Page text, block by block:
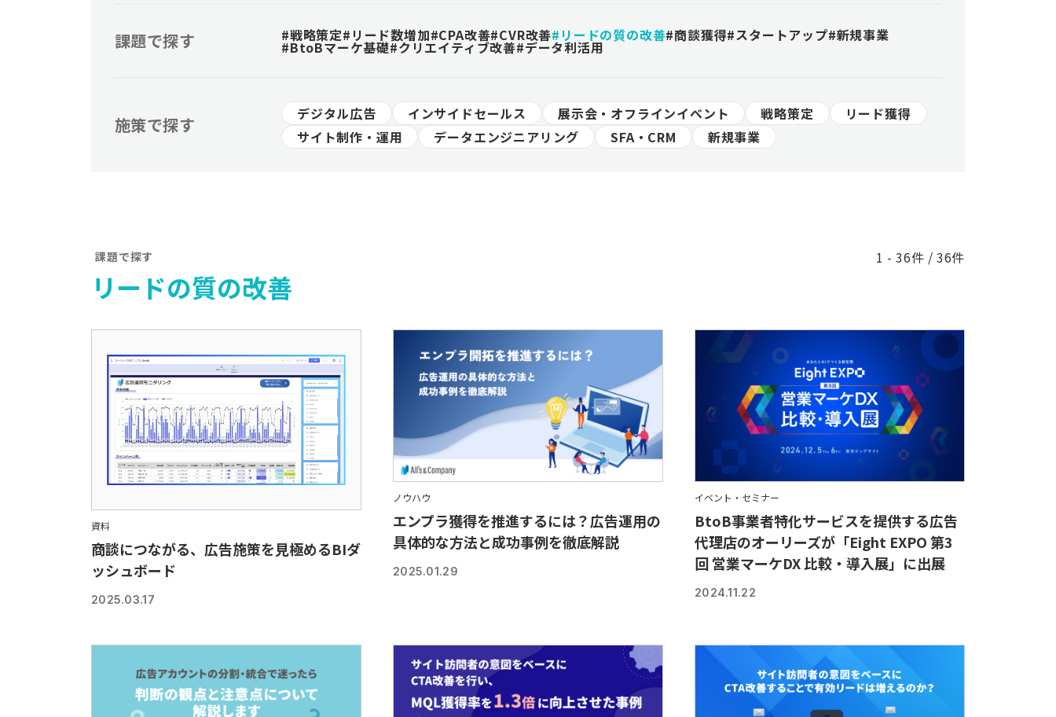
課題で探す #戦略策定#リード数増加#CPA改善#CVR改善#リードの質の改善#商談獲得#スタートアップ#新規事業
#BtoBマーケ基礎#クリエイティブ改善#データ利活用
施策で探す デジタル広告 インサイドセールス 展示会・オフラインイベント 戦略策定
リード獲得
サイト制作・運用
データエンジニアリング SFA・CRM 新規事業
課題で探す
リードの質の改善
1 - 36件 / 36件
資料
商談につながる、広告施策を見極めるBIダ
ッシュボード
2025.03.17
ノウハウ
エンプラ獲得を推進するには？広告運用の
具体的な方法と成功事例を徹底解説
2025.01.29
イベント・セミナー
BtoB事業者特化サービスを提供する広告
代理店のオーリーズが「Eight EXPO 第3
回 営業マーケDX 比較・導入展」に出展
2024.11.22